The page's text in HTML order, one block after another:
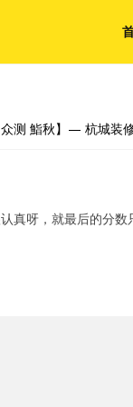
众测 鮨秋】— 杭城装
真呀，就最后的分